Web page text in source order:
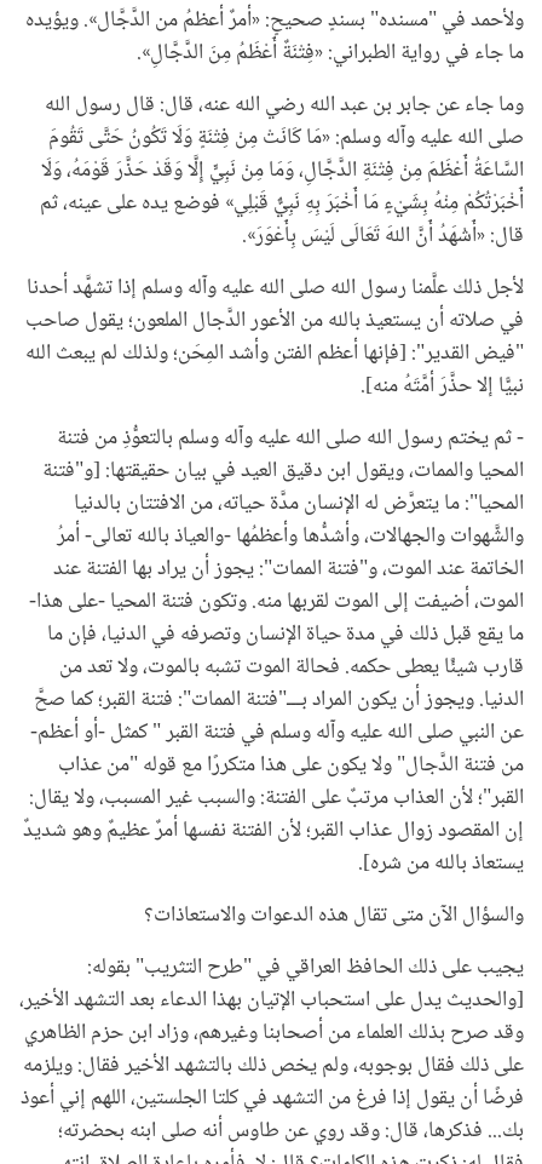
ولأحمد في "مسنده" بسندٍ صحيحٍ: «أمرٌ أعظمُ من الدَّجَّال». ويؤيده
ما جاء في رواية الطبراني: «فِتْنَةٌ أَعْظَمُ مِنَ الدَّجَّالِ».
وما جاء عن جابر بن عبد الله رضي الله عنه، قال: قال رسول الله
صلى الله عليه وآله وسلم: «مَا كَانَتْ مِنْ فِتْنَةٍ وَلَا تَكُونُ حَتَّى تَقُومَ
السَّاعَةُ أَعْظَمَ مِنْ فِتْنَةِ الدَّجَّالِ، وَمَا مِنْ نَبِيٍّ إِلَّا وَقَدْ حَذَّرَ قَوْمَهُ، وَلَا
أَخْبَرْتُكُمْ مِنْهُ بِشَيْءٍ مَا أَخْبَرَ بِهِ نَبِيٌّ قَبْلِي» فوضع يده على عينه، ثم
قال: «أَشْهَدُ أَنَّ اللهَ تَعَالَى لَيْسَ بِأَعْوَرَ».
لأجل ذلك علَّمنا رسول الله صلى الله عليه وآله وسلم إذا تشهَّد أحدنا
في صلاته أن يستعيذ بالله من الأعور الدَّجال الملعون؛ يقول صاحب
"فيض القدير": [فإنها أعظم الفتن وأشد المِحَن؛ ولذلك لم يبعث الله
نبيًّا إلا حذَّرَ أمَّتَهُ منه].
- ثم يختم رسول الله صلى الله عليه وآله وسلم بالتعوُّذِ من فتنة
المحيا والممات، ويقول ابن دقيق العيد في بيان حقيقتها: [و"فتنة
المحيا": ما يتعرَّض له الإنسان مدَّة حياته، من الافتتان بالدنيا
والشَّهوات والجهالات، وأشدُّها وأعظمُها -والعياذ بالله تعالى- أمرُ
الخاتمة عند الموت، و"فتنة الممات": يجوز أن يراد بها الفتنة عند
الموت، أضيفت إلى الموت لقربها منه. وتكون فتنة المحيا -على هذا-
ما يقع قبل ذلك في مدة حياة الإنسان وتصرفه في الدنيا، فإن ما
قارب شيئًا يعطى حكمه. فحالة الموت تشبه بالموت، ولا تعد من
الدنيا. ويجوز أن يكون المراد بـــ"فتنة الممات": فتنة القبر؛ كما صحَّ
عن النبي صلى الله عليه وآله وسلم في فتنة القبر " كمثل -أو أعظم-
من فتنة الدَّجال" ولا يكون على هذا متكررًا مع قوله "من عذاب
القبر"؛ لأن العذاب مرتبٌ على الفتنة: والسبب غير المسبب، ولا يقال:
إن المقصود زوال عذاب القبر؛ لأن الفتنة نفسها أمرٌ عظيمٌ وهو شديدٌ
يستعاذ بالله من شره].
والسؤال الآن متى تقال هذه الدعوات والاستعاذات؟
يجيب على ذلك الحافظ العراقي في "طرح التثريب" بقوله:
[والحديث يدل على استحباب الإتيان بهذا الدعاء بعد التشهد الأخير،
وقد صرح بذلك العلماء من أصحابنا وغيرهم، وزاد ابن حزم الظاهري
على ذلك فقال بوجوبه، ولم يخص ذلك بالتشهد الأخير فقال: ويلزمه
فرضًا أن يقول إذا فرغ من التشهد في كلتا الجلستين، اللهم إني أعوذ
بك... فذكرها، قال: وقد روي عن طاوس أنه صلى ابنه بحضرته؛